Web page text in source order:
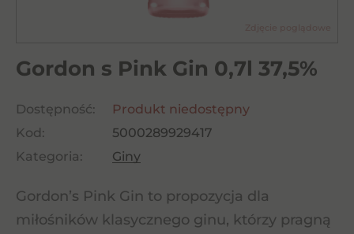
Gordon s Pink Gin 0,7l 37,5%
Dostępność:
Produkt niedostępny
Kod:
5000289929417
Kategoria:
Giny
Gordon’s Pink Gin to propozycja dla
miłośników klasycznego ginu, którzy pragną